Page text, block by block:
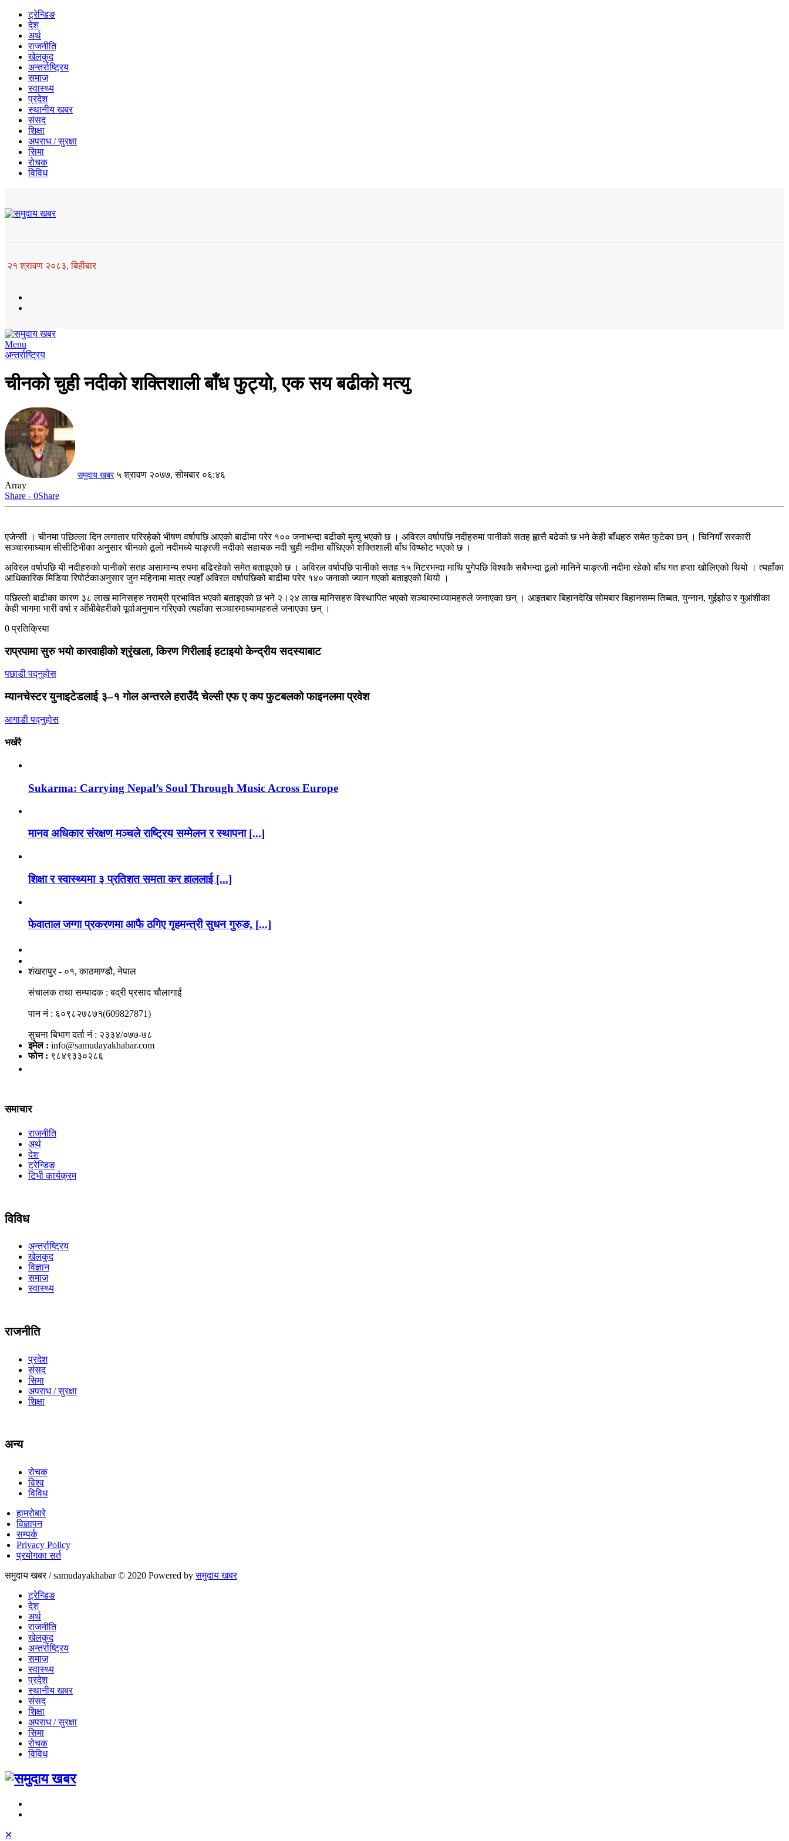
ट्रेन्डिङ
देश
अर्थ
राजनीति
खेलकुद
अन्तर्राष्ट्रिय
समाज
स्वास्थ्य
प्रदेश
स्थानीय खबर
संसद
शिक्षा
अपराध / सुरक्षा
सिमा
रोचक
विविध
२१ श्रावण २०८३, बिहीबार
Menu
अन्तर्राष्ट्रिय
चीनको चुही नदीको शक्तिशाली बाँध फुट्यो, एक सय बढीको मत्यु
समुदाय खबर ५ श्रावण २०७७, सोमबार ०६:४६
Array
Share - 0Share
एजेन्सी । चीनमा पछिल्ला दिन लगातार परिरहेको भीषण वर्षापछि आएको बाढीमा परेर १०० जनाभन्दा बढीको मृत्यु भएको छ । अविरल वर्षापछि नदीहरुमा पानीको सतह ह्वात्तै बढेको छ भने केही बाँधहरु समेत फुटेका छन् । चिनियाँ सरकारी
सञ्चारमाध्याम सीसीटिभीका अनुसार चीनको ठूलो नदीमध्ये याङ्त्जी नदीको सहायक नदी चुही नदीमा बाँधिएको शक्तिशाली बाँध विष्फोट भएको छ ।
अविरल वर्षापछि यी नदीहरुको पानीको सतह असामान्य रुपमा बढिरहेको समेत बताइएको छ । अविरल वर्षापछि पानीको सतह १५ मिटरभन्दा माथि पुगेपछि विश्वकै सबैभन्दा ठूलो मानिने याङ्त्जी नदीमा रहेको बाँध गत हप्ता खोलिएको थियो । त्यहाँका
आधिकारिक मिडिया रिपोर्टकाअनुसार जुन महिनामा मात्र त्यहाँ अविरल वर्षापछिको बाढीमा परेर १४० जनाको ज्यान गएको बताइएको थियो ।
पछिल्लो बाढीका कारण ३८ लाख मानिसहरु नराम्री प्रभावित भएको बताइएको छ भने २।२४ लाख मानिसहरु विस्थापित भएको सञ्चारमाध्यामहरुले जनाएका छन् । आइतबार बिहानदेखि सोमबार बिहानसम्म तिब्बत, युन्नान, गुईझोउ र गुआंशीका
केही भागमा भारी वर्षा र आँधीबेहरीको पूर्वाअनुमान गरिएको त्यहाँका सञ्चारमाध्यामहरुले जनाएका छन् ।
0 प्रतिक्रिया
राप्रपामा सुरु भयो कारवाहीको श्रृंखला, किरण गिरीलाई हटाइयो केन्द्रीय सदस्याबाट
पछाडी पद्नुहोस
म्यानचेस्टर युनाइटेडलाई ३–१ गोल अन्तरले हराउँदै चेल्सी एफ ए कप फुटबलको फाइनलमा प्रवेश
आगाडी पद्नुहोस
भर्खरै
Sukarma: Carrying Nepal’s Soul Through Music Across Europe
मानव अधिकार संरक्षण मञ्चले राष्ट्रिय सम्मेलन र स्थापना [...]
शिक्षा र स्वास्थ्यमा ३ प्रतिशत समता कर हाललाई [...]
फेवाताल जग्गा प्रकरणमा आफै ठगिए गृहमन्त्री सुधन गुरुङ, [...]
शंखरापुर - ०१, काठमाण्डौ, नेपाल
संचालक तथा सम्पादक : बद्री प्रसाद चौलागाईं
पान नं : ६०९८२७८७१(609827871)
सुचना बिभाग दर्ता नं : २३३४/०७७-७८
इमेल : info@samudayakhabar.com
फोन : ९८४९३३०२८६
समाचार
राजनीति
अर्थ
देश
ट्रेन्डिङ
टिभी कार्यक्रम
विविध
अन्तर्राष्ट्रिय
खेलकुद
विज्ञान
समाज
स्वास्थ्य
राजनीति
प्रदेश
संसद
सिमा
अपराध / सुरक्षा
शिक्षा
अन्य
रोचक
विश्व
विविध
हाम्रोबारे
विज्ञापन
सम्पर्क
Privacy Policy
प्रयोगका सर्त
समुदाय खबर / samudayakhabar © 2020 Powered byसमुदाय खबर
ट्रेन्डिङ
देश
अर्थ
राजनीति
खेलकुद
अन्तर्राष्ट्रिय
समाज
स्वास्थ्य
प्रदेश
स्थानीय खबर
संसद
शिक्षा
अपराध / सुरक्षा
सिमा
रोचक
विविध
✕